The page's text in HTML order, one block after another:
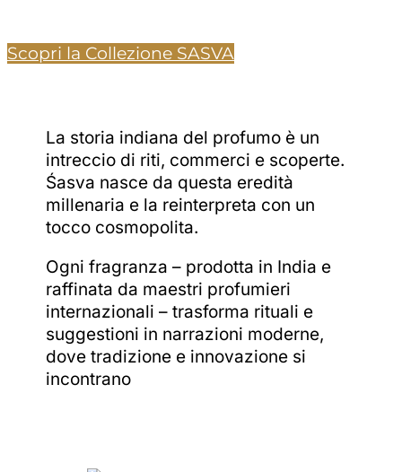
Scopri la Collezione SASVA
La storia indiana del profumo è un
intreccio di riti, commerci e scoperte.
Śasva nasce da questa eredità
millenaria e la reinterpreta con un
tocco cosmopolita.
Ogni fragranza – prodotta in India e
raffinata da maestri profumieri
internazionali – trasforma rituali e
suggestioni in narrazioni moderne,
dove tradizione e innovazione si
incontrano